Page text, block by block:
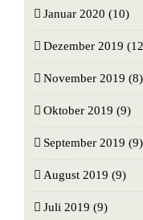
Januar 2020 (10)
Dezember 2019
November 2019 (8)
Oktober 2019 (9)
September 2019 (9)
August 2019 (9)
Juli 2019 (9)